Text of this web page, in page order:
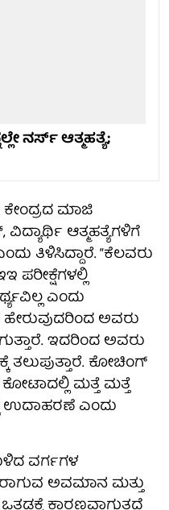
ನರ್ಸ್ ಆತ್ಮಹತ್ಯೆ;
ಮಾಜಿ
ಆತ್ಮಹತ್ಯೆಗಳಿಗೆ
ತಿಳಿಸಿದ್ದಾರೆ. “ಕೆಲವರು
ಪರೀಕ್ಷೆಗಳಲ್ಲಿ
ಎಂದು
ಹೇರುವುದರಿಂದ ಅವರು
ಇದರಿಂದ ಅವರು
ತಲುಪುತ್ತಾರೆ. ಕೋಚಿಂಗ್
ಕೋಟಾದಲ್ಲಿ ಮತ್ತೆ ಮತ್ತೆ
ಉದಾಹರಣೆ ಎಂದು
ವರ್ಗಗಳ
ಅವಮಾನ ಮತ್ತು